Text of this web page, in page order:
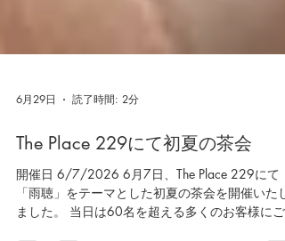
6月29日 読了時間: 2分
The Place 229にて初夏の茶会
開催日 6/7/2026 6月7日、The Place 229にて